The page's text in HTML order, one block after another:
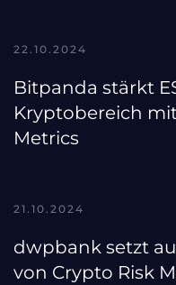
22.10.2024
Bitpanda stärkt
Kryptobereich
Metrics
21.10.2024
dwpbank setzt
von Crypto Risk